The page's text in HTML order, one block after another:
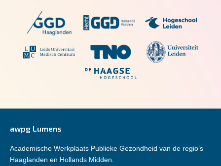
awpg Lumens
Academische Werkplaats Publieke Gezondheid van de regio’s
Haaglanden en Hollands Midden.